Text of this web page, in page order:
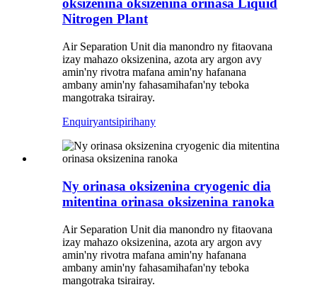
oksizenina oksizenina orinasa Liquid
Nitrogen Plant
Air Separation Unit dia manondro ny fitaovana
izay mahazo oksizenina, azota ary argon avy
amin'ny rivotra mafana amin'ny hafanana
ambany amin'ny fahasamihafan'ny teboka
mangotraka tsirairay.
Enquiryantsipirihany
Ny orinasa oksizenina cryogenic dia
mitentina orinasa oksizenina ranoka
Air Separation Unit dia manondro ny fitaovana
izay mahazo oksizenina, azota ary argon avy
amin'ny rivotra mafana amin'ny hafanana
ambany amin'ny fahasamihafan'ny teboka
mangotraka tsirairay.